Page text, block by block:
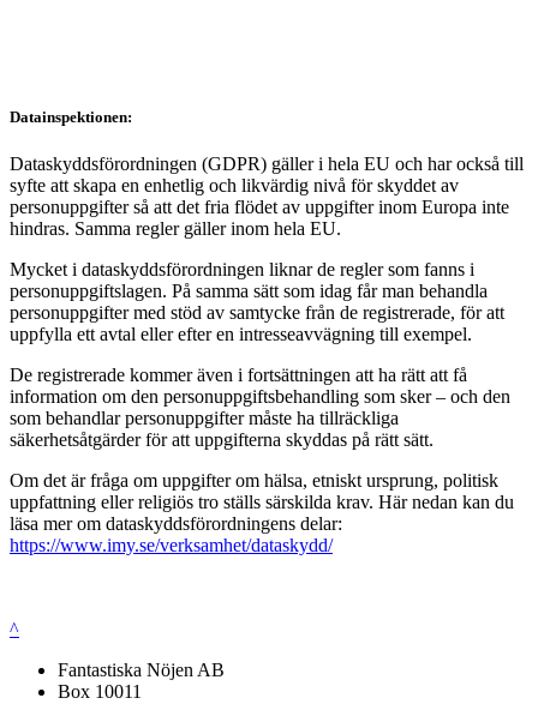
Datainspektionen:
Dataskyddsförordningen (GDPR) gäller i hela EU och har också till
syfte att skapa en enhetlig och likvärdig nivå för skyddet av
personuppgifter så att det fria flödet av uppgifter inom Europa inte
hindras. Samma regler gäller inom hela EU.
Mycket i dataskyddsförordningen liknar de regler som fanns i
personuppgiftslagen. På samma sätt som idag får man behandla
personuppgifter med stöd av samtycke från de registrerade, för att
uppfylla ett avtal eller efter en intresseavvägning till exempel.
De registrerade kommer även i fortsättningen att ha rätt att få
information om den personuppgiftsbehandling som sker – och den
som behandlar personuppgifter måste ha tillräckliga
säkerhetsåtgärder för att uppgifterna skyddas på rätt sätt.
Om det är fråga om uppgifter om hälsa, etniskt ursprung, politisk
uppfattning eller religiös tro ställs särskilda krav. Här nedan kan du
läsa mer om dataskyddsförordningens delar:
https://www.imy.se/verksamhet/dataskydd/
^
Fantastiska Nöjen AB
Box 10011